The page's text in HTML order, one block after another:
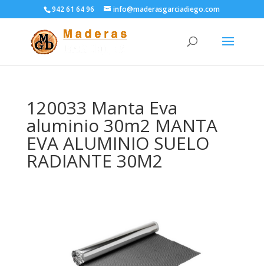
942 61 64 96 info@maderasgarciadiego.com
120033 Manta Eva
aluminio 30m2 MANTA
EVA ALUMINIO SUELO
RADIANTE 30M2